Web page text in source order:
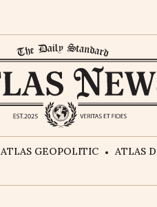
ATLAS GEOPOLITIC ATLAS